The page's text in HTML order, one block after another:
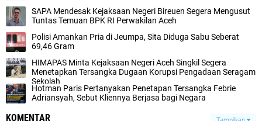
SAPA Mendesak Kejaksaan Negeri Bireuen Segera Mengusut
Tuntas Temuan BPK RI Perwakilan Aceh
Polisi Amankan Pria di Jeumpa, Sita Diduga Sabu Seberat
69,46 Gram
HIMAPAS Minta Kejaksaan Negeri Aceh Singkil Segera
Menetapkan Tersangka Dugaan Korupsi Pengadaan Seragam
Sekolah
Hotman Paris Pertanyakan Penetapan Tersangka Febrie
Adriansyah, Sebut Kliennya Berjasa bagi Negara
KOMENTAR